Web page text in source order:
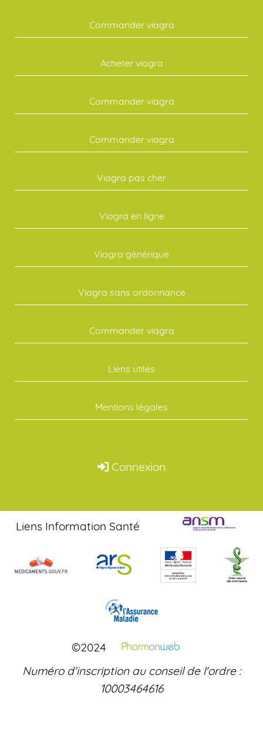
Commander viagra
Acheter viagra
Commander viagra
Commander viagra
Viagra pas cher
Viagra en ligne
Viagra générique
Viagra sans ordonnance
Commander viagra
Liens utiles
Mentions légales
Connexion
Liens Information Santé
©2024
Numéro d'inscription au conseil de l'ordre :
10003464616